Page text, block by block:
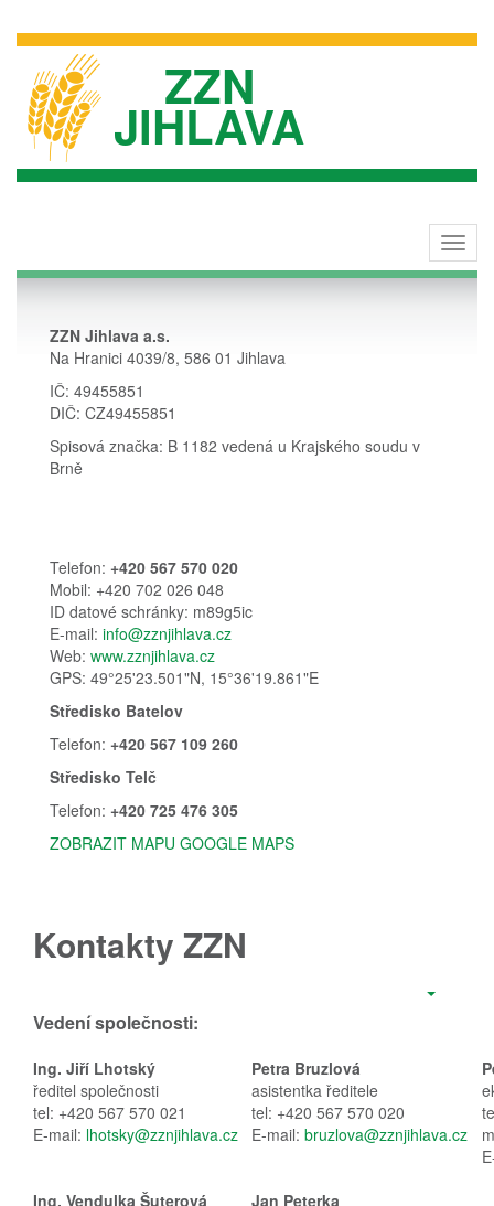
ZZN
JIHLAVA
ZZN Jihlava a.s.
Na Hranici 4039/8, 586 01 Jihlava
IČ: 49455851
DIČ: CZ49455851
Spisová značka: B 1182 vedená u Krajského soudu v
Brně
Telefon: +420 567 570 020
Mobil: +420 702 026 048
ID datové schránky: m89g5ic
E-mail: info@zznjihlava.cz
Web: www.zznjihlava.cz
GPS: 49°25'23.501"N, 15°36'19.861"E
Středisko Batelov
Telefon: +420 567 109 260
Středisko Telč
Telefon: +420 725 476 305
ZOBRAZIT MAPU GOOGLE MAPS
Kontakty ZZN
Vedení společnosti:
Ing. Jiří Lhotský Petra Bruzlová
ředitel společnosti
asistentka ředitele
tel: +420 567 570 021 tel: +420 567 570 020
E-mail: lhotsky@zznjihlava.cz E-mail: bruzlova@zznjihlava.cz
Ing. Vendulka Šuterová
Jan Peterka